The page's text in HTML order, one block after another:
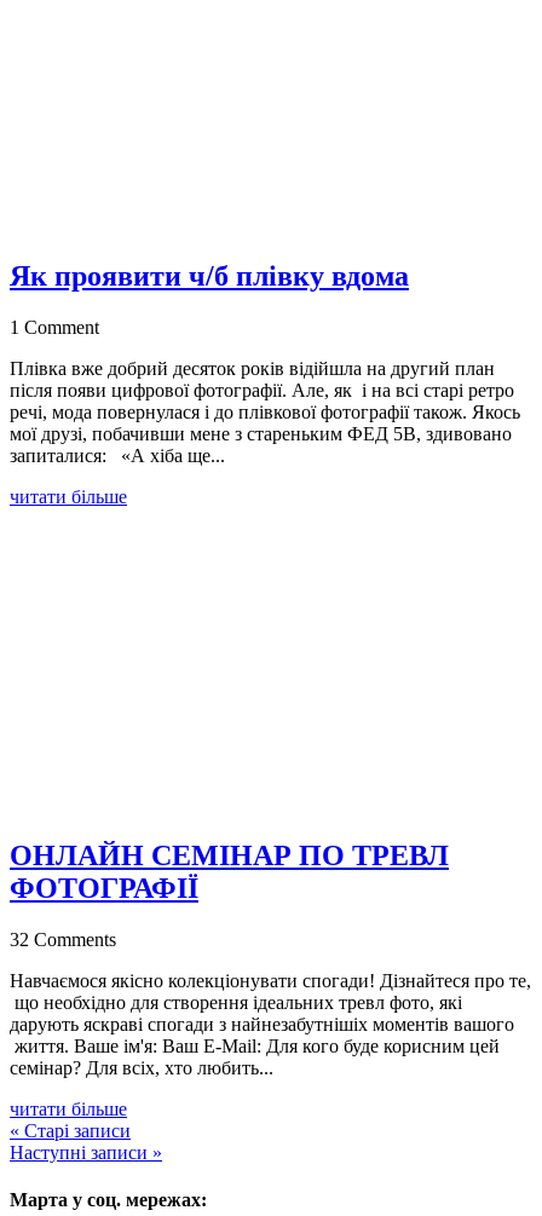
Як проявити ч/б плівку вдома
1 Comment
Плівка вже добрий десяток років відійшла на другий план
після появи цифрової фотографії. Але, як і на всі старі ретро
речі, мода повернулася і до плівкової фотографії також. Якось
мої друзі, побачивши мене з стареньким ФЕД 5В, здивовано
запиталися: «А хіба ще...
читати більше
ОНЛАЙН СЕМІНАР ПО ТРЕВЛ
ФОТОГРАФІЇ
32 Comments
Навчаємося якісно колекціонувати спогади! Дізнайтеся про те,
що необхідно для створення ідеальних тревл фото, які
дарують яскраві спогади з найнезабутнішіх моментів вашого
життя. Ваше ім'я: Ваш E-Mail: Для кого буде корисним цей
семінар? Для всіх, хто любить...
читати більше
« Старі записи
Наступні записи »
Марта у соц. мережах: